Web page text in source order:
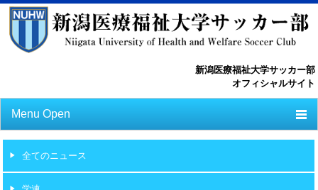
新潟医療福祉大学サッカー部
オフィシャルサイト
Menu Open
ニュース
全てのニュース